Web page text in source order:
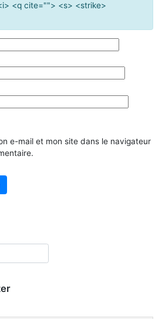
<q cite=""> <s> <strike>
e-mail et mon site dans le navigateur